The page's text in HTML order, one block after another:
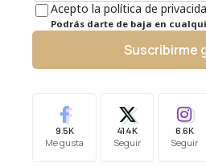
Acepto la política de
Podrás darte de baja en
Suscribirme
9.5K
Me gusta
41.4K
Seguir
6.6K
Seguir